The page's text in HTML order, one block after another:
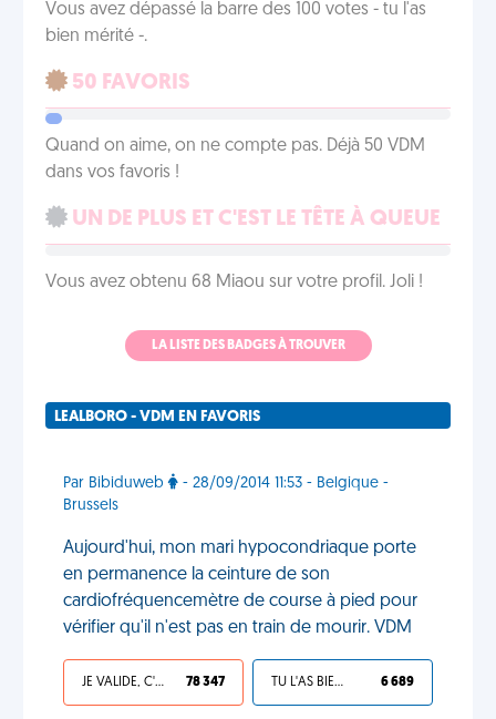
Vous avez dépassé la barre des 100 votes - tu l'as
bien mérité -.
50 FAVORIS
Quand on aime, on ne compte pas. Déjà 50 VDM
dans vos favoris !
UN DE PLUS ET C'EST LE TÊTE À QUEUE
Vous avez obtenu 68 Miaou sur votre profil. Joli !
LA LISTE DES BADGES À TROUVER
LEALBORO - VDM EN FAVORIS
Par Bibiduweb
- 28/09/2014 11:53 - Belgique -
Brussels
Aujourd'hui, mon mari hypocondriaque porte
en permanence la ceinture de son
cardiofréquencemètre de course à pied pour
vérifier qu'il n'est pas en train de mourir. VDM
JE VALIDE, C'EST UNE VDM 78 347 TU L'AS BIEN MÉRITÉ 6 689